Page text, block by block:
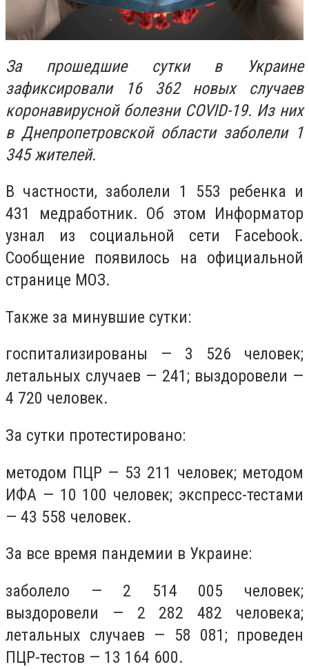
За прошедшие сутки в Украине
зафиксировали 16 362 новых случаев
коронавирусной болезни COVID-19. Из них
в Днепропетровской области заболели 1
345 жителей.
В частности, заболели 1 553 ребенка и
431 медработник. Об этом Информатор
узнал из социальной сети Facebook.
Сообщение появилось на официальной
странице МОЗ.
Также за минувшие сутки:
госпитализированы — 3 526 человек;
летальных случаев — 241; выздоровели —
4 720 человек.
За сутки протестировано:
методом ПЦР — 53 211 человек; методом
ИФА — 10 100 человек; экспресс-тестами
— 43 558 человек.
За все время пандемии в Украине:
заболело — 2 514 005 человек;
выздоровели — 2 282 482 человека;
летальных случаев — 58 081; проведен
ПЦР-тестов — 13 164 600.